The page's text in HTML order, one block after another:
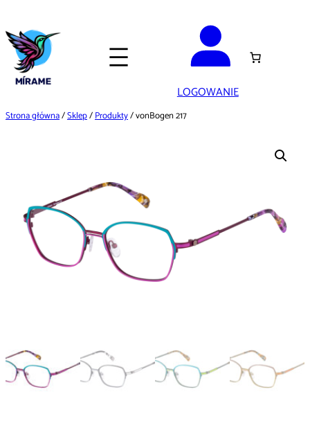
do
treści
LOGOWANIE
Strona główna/Sklep/Produkty/ vonBogen 217